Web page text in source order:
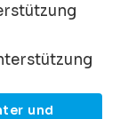
und